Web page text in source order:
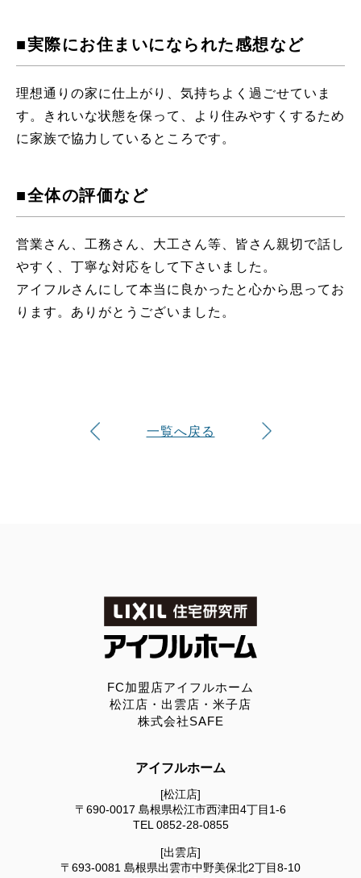
■実際にお住まいになられた感想など
理想通りの家に仕上がり、気持ちよく過ごせていま
す。きれいな状態を保って、より住みやすくするため
に家族で協力しているところです。
■全体の評価など
営業さん、工務さん、大工さん等、皆さん親切で話し
やすく、丁寧な対応をして下さいました。
アイフルさんにして本当に良かったと心から思ってお
ります。ありがとうございました。
一覧へ戻る
FC加盟店アイフルホーム
松江店・出雲店・米子店
株式会社SAFE
アイフルホーム
[松江店]
〒690-0017 島根県松江市西津田4丁目1-6
TEL 0852-28-0855
[出雲店]
〒693-0081 島根県出雲市中野美保北2丁目8-10